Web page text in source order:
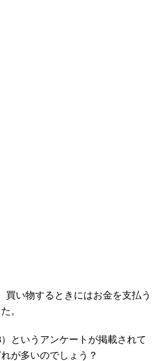
い物するときにはお金を支払う
。
というアンケートが掲載されて
が多いのでしょう？